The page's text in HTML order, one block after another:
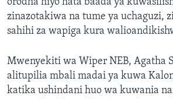
orodha hiyo hata baada ya
zinazotakiwa na tume ya uchaguzi,
sahihi za wapiga kura
Mwenyekiti wa Wiper NEB, Agatha
alitupilia mbali madai ya kuwa
katika ushindani huo wa kuwania